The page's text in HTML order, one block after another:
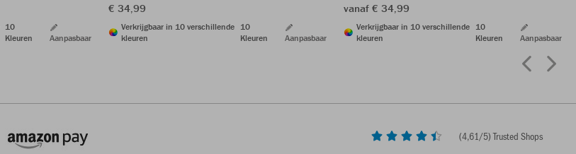
10
Kleuren
Aanpasbaar
€ 34,99
Verkrijgbaar in 10 verschillende
kleuren
10
Kleuren
Aanpasbaar
vanaf € 34,99
Verkrijgbaar in 10 verschillende
kleuren
10
Kleuren
Aanpasbaar
(4,61/5) Trusted Shops